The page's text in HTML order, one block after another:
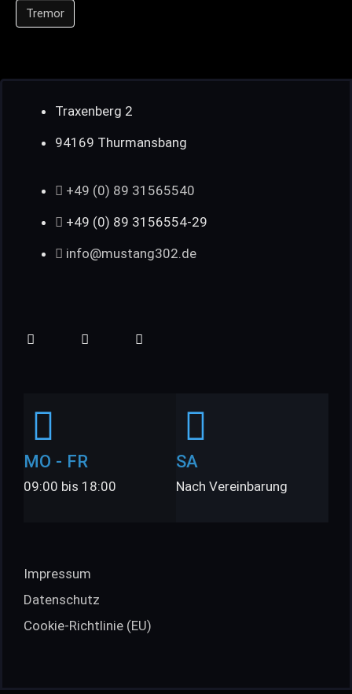
Tremor
Traxenberg 2
94169 Thurmansbang
+49 (0) 89 31565540
+49 (0) 89 3156554-29
info@mustang302.de
MO - FR
09:00 bis 18:00
SA
Nach Vereinbarung
Impressum
Datenschutz
Cookie-Richtlinie (EU)